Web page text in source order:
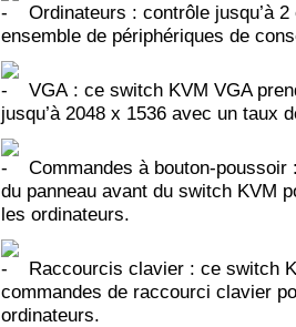
Ordinateurs : contrôle jusqu’à
ensemble de périphériques de
VGA : ce switch KVM VGA
jusqu’à 2048 x 1536 avec un taux
Commandes à bouton-
du panneau avant du switch KVM
les ordinateurs.
Raccourcis clavier : ce switch
commandes de raccourci clavier
ordinateurs.